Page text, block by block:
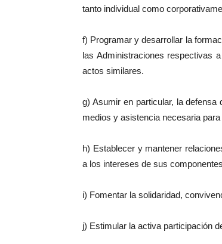
tanto individual como
f) Programar y desarrollar la
las Administraciones respectivas
actos similares.
g) Asumir en particular, la
medios y asistencia necesaria para
h) Establecer y mantener
a los intereses de sus
i) Fomentar la solidaridad,
j) Estimular la activa participación